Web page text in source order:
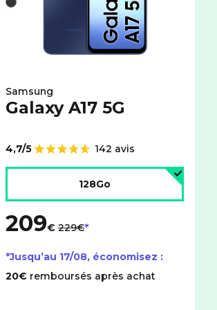
Noir
Samsung
Galaxy A17 5G
Note de
4,7/5
142 avis
128Go
209€ 229€
*Jusqu’au 17/08, économisez :
20€ remboursés après achat